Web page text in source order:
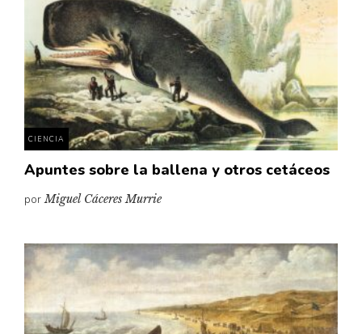
Narrativas visuales
Pensamiento
Pensamiento ilustrado
Personaje
Personajes secundarios
Política
Relecturas
Sociedad
Vidas paralelas
Voces y lecturas
CIENCIA
Apuntes sobre la ballena y otros cetáceos
porMiguel Cáceres Murrie